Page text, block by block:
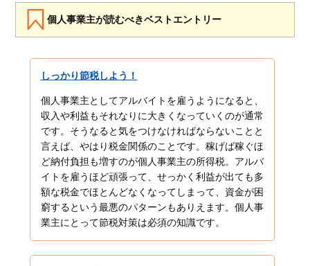
個人事業主が読むべきベストエントリー
しっかり節税しよう！
個人事業主としてアルバイトを雇うようになると、
収入や利益もそれなりに大きくなっていくのが通常
です。そうなると気をつけなければならないことと
言えば、やはり税金関係のことです。稼げば稼ぐほ
ど納付負担も増すのが個人事業主の所得税。アルバ
イトを雇うほど頑張って、せっかく利益が出ても多
額な税金でほとんどなくなってしまって、資金が困
窮するという最悪のパターンもありえます。個人事
業主にとって節税対策は必須の知識です。